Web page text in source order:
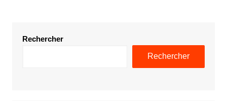
Rechercher
Rechercher